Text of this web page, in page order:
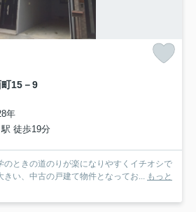
15－9
年
徒歩19分
のときの道のりが楽になりやすくイチオシで
きい、中古の戸建て物件となってお... もっと